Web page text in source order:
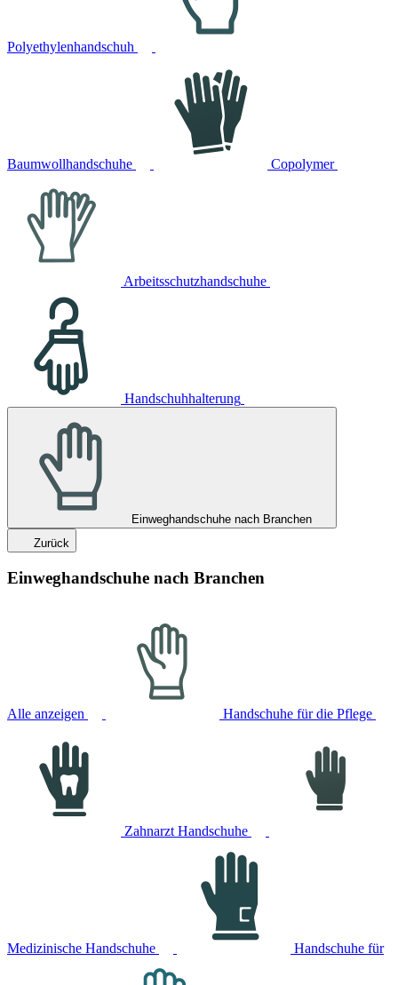
Polyethylenhandschuh
Baumwollhandschuhe Copolymer
Arbeitsschutzhandschuhe
Handschuhhalterung
Einweghandschuhe nach Branchen
Zurück
Einweghandschuhe nach Branchen
Alle anzeigen Handschuhe für die Pflege
Zahnarzt Handschuhe
Medizinische Handschuhe Handschuhe für